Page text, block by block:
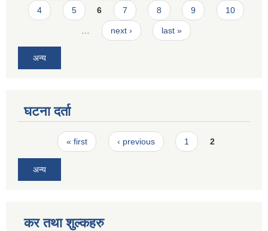
4 5 6 7 8 9 10
next › last »
अन्य
घटना दर्ता
Pages« first ‹ previous 1 2
अन्य
कर तथा शुल्कहरु